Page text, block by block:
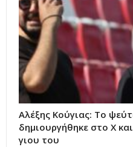
Αλέξης Κούγιας: Το
δημιουργήθηκε στο X
γιου του